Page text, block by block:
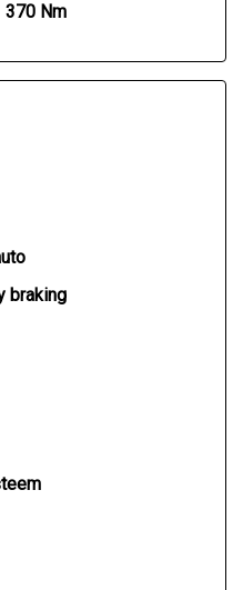
370 Nm
braking